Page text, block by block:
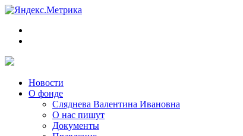
Новости
О фонде
Сляднева Валентина Ивановна
О нас пишут
Документы